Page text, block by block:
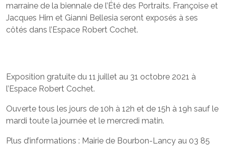
marraine de la biennale de l’Été des Portraits. Françoise et
Jacques Hirn et Gianni Bellesia seront exposés à ses
côtés dans l’Espace Robert Cochet.
Exposition gratuite du 11 juillet au 31 octobre 2021 à
l’Espace Robert Cochet.
Ouverte tous les jours de 10h à 12h et de 15h à 19h sauf le
mardi toute la journée et le mercredi matin.
Plus d’informations : Mairie de Bourbon-Lancy au 03 85